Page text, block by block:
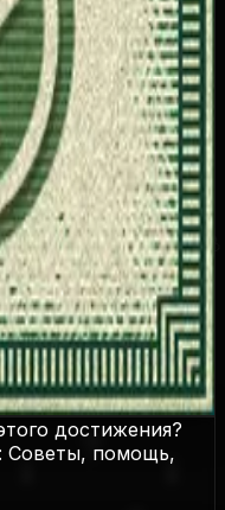
всех видах хобби и
Range)
Races)
(Off-Road Races)
достижения?
Советы, помощь,